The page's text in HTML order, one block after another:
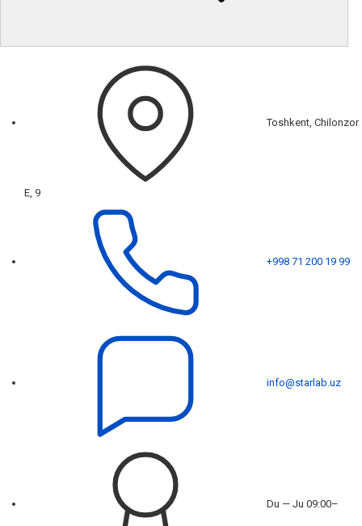
Toshkent, Chilonzor
E, 9
+998 71 200 19 99
info@starlab.uz
Du — Ju 09:00–